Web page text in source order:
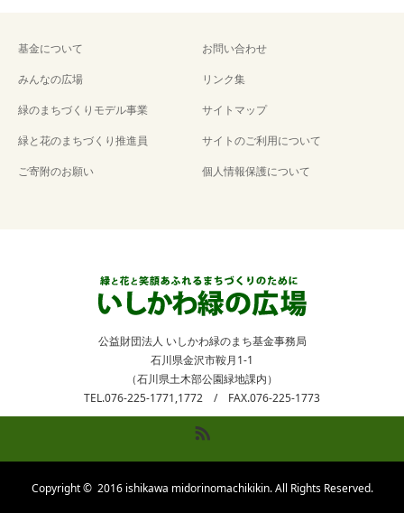
デル事業（中國菜 西華
房）
デル事業（葭島(よしじま)
神社 奉賛会）
基金について
みんなの広場
緑のまちづくりモデル事業
緑と花のまちづくり推進員
ご寄附のお願い
お問い合わせ
リンク集
サイトマップ
サイトのご利用について
個人情報保護について
公益財団法人 いしかわ緑のまち基金事務局
石川県金沢市鞍月1-1
（石川県土木部公園緑地課内）
TEL.076-225-1771,1772 / FAX.076-225-1773
Copyright © 2016 ishikawa midorinomachikikin. All Rights Reserved.